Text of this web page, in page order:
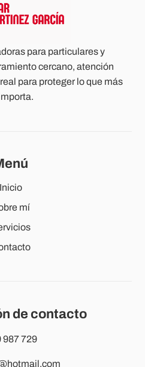
para particulares y
cercano, atención
para proteger lo que más
Inicio
mí
de contacto
987 729